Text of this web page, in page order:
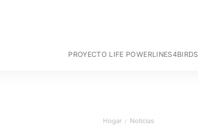
PROYECTO LIFE POWERLINES4BIRDS
Hogar Noticias